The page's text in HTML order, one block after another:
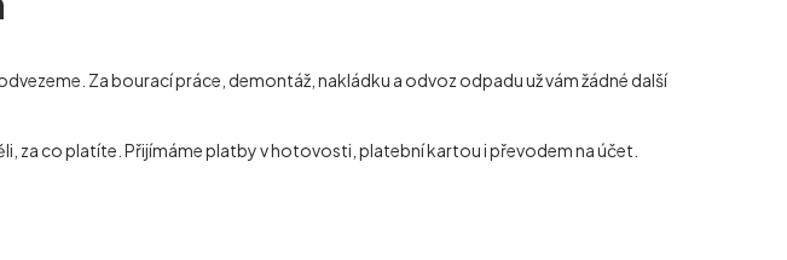
Za bourací práce, demontáž, nakládku a odvoz odpadu už vám žádné další
za co platíte. Přijímáme platby v hotovosti, platební kartou i převodem na účet.